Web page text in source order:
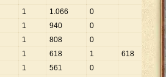
1 1.066
0
1 940
0
1 808
0
1 618 1
618
1 561
0